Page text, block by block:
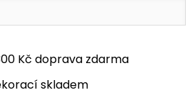
Kč doprava zdarma
skladem